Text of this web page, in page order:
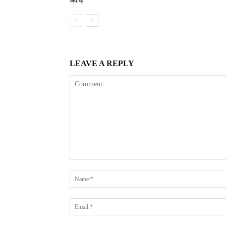
LEAVE A REPLY